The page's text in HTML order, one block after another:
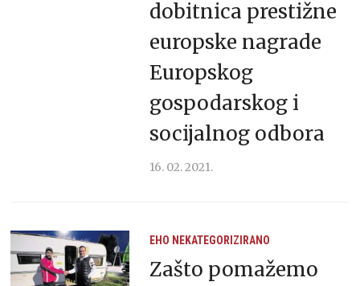
dobitnica prestižne
europske nagrade
Europskog
gospodarskog i
socijalnog odbora
16. 02. 2021.
EHO NEKATEGORIZIRANO
Zašto pomažemo